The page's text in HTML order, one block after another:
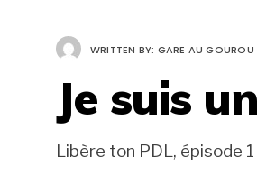
WRITTEN BY: GARE AU GOUROU
Je suis
Libère ton PDL, épisode 1